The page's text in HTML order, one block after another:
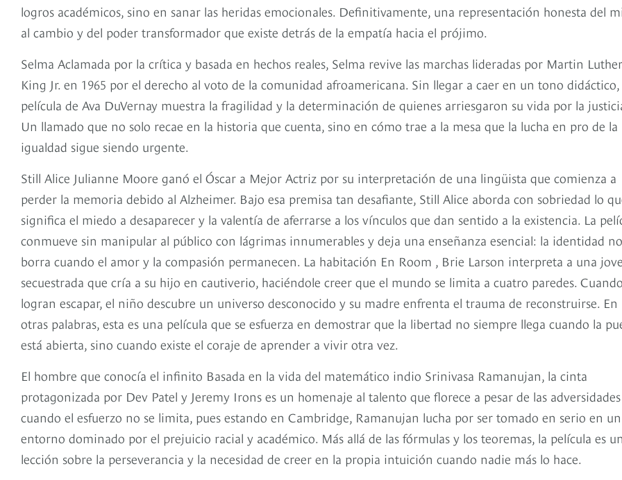
logros académicos, sino en sanar las heridas emocionales. Definitivamente, una representación honesta del
al cambio y del poder transformador que existe detrás de la empatía hacia el prójimo.
Selma Aclamada por la crítica y basada en hechos reales, Selma revive las marchas lideradas por Martin Luther
King Jr. en 1965 por el derecho al voto de la comunidad afroamericana. Sin llegar a caer en un tono didáctico,
película de Ava DuVernay muestra la fragilidad y la determinación de quienes arriesgaron su vida por la
Un llamado que no solo recae en la historia que cuenta, sino en cómo trae a la mesa que la lucha en pro de la
igualdad sigue siendo urgente.
Still Alice Julianne Moore ganó el Óscar a Mejor Actriz por su interpretación de una lingüista que comienza a
perder la memoria debido al Alzheimer. Bajo esa premisa tan desafiante, Still Alice aborda con sobriedad lo
significa el miedo a desaparecer y la valentía de aferrarse a los vínculos que dan sentido a la existencia. La
conmueve sin manipular al público con lágrimas innumerables y deja una enseñanza esencial: la identidad
borra cuando el amor y la compasión permanecen. La habitación En Room , Brie Larson interpreta a una
secuestrada que cría a su hijo en cautiverio, haciéndole creer que el mundo se limita a cuatro paredes. Cuando
logran escapar, el niño descubre un universo desconocido y su madre enfrenta el trauma de reconstruirse. En
otras palabras, esta es una película que se esfuerza en demostrar que la libertad no siempre llega cuando la
está abierta, sino cuando existe el coraje de aprender a vivir otra vez.
El hombre que conocía el infinito Basada en la vida del matemático indio Srinivasa Ramanujan, la cinta
protagonizada por Dev Patel y Jeremy Irons es un homenaje al talento que florece a pesar de las adversidades
cuando el esfuerzo no se limita, pues estando en Cambridge, Ramanujan lucha por ser tomado en serio en un
entorno dominado por el prejuicio racial y académico. Más allá de las fórmulas y los teoremas, la película es
lección sobre la perseverancia y la necesidad de creer en la propia intuición cuando nadie más lo hace.